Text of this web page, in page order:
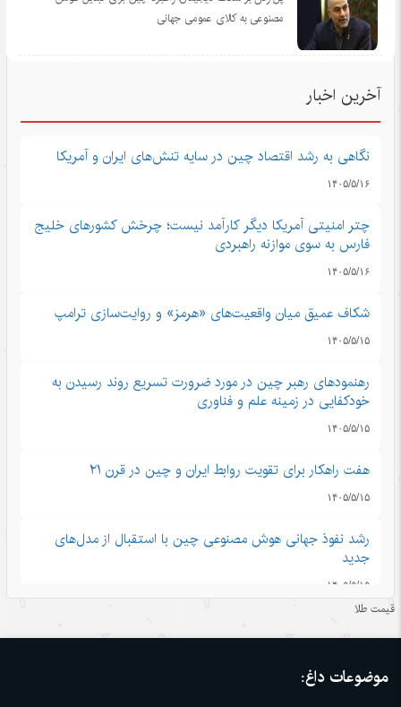
مصنوعی به کالای عمومی جهانی
آخرین اخبار
نگاهی به رشد اقتصاد چین در سایه تنش‌های ایران و آمریکا
۱۴۰۵/۵/۱۶
چتر امنیتی آمریکا دیگر کارآمد نیست؛ چرخش کشورهای خلیج
فارس به سوی موازنه راهبردی
۱۴۰۵/۵/۱۶
شکاف عمیق میان واقعیت‌های «هرمز» و روایت‌سازی ترامپ
۱۴۰۵/۵/۱۵
رهنمودهای رهبر چین در مورد ضرورت تسریع روند رسیدن به
خودکفایی در زمینه علم و فناوری
۱۴۰۵/۵/۱۵
هفت راهکار برای تقویت روابط ایران و چین در قرن ۲۱
۱۴۰۵/۵/۱۵
رشد نفوذ جهانی هوش مصنوعی چین با استقبال از مدل‌های
جدید
۱۴۰۵/۵/۱۵
دانش‌بنیان
۱۴۰۵/۵/۱۵
قیمت طلا
موضوعات داغ: